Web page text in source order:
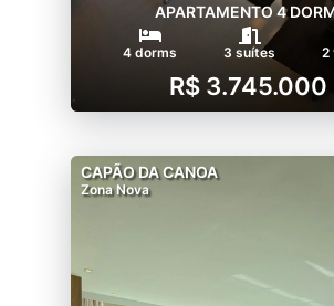
APARTAMENTO 4
4 dorms 3 suítes 2
R$ 3.745.000
CAPÃO DA CANOA
Zona Nova